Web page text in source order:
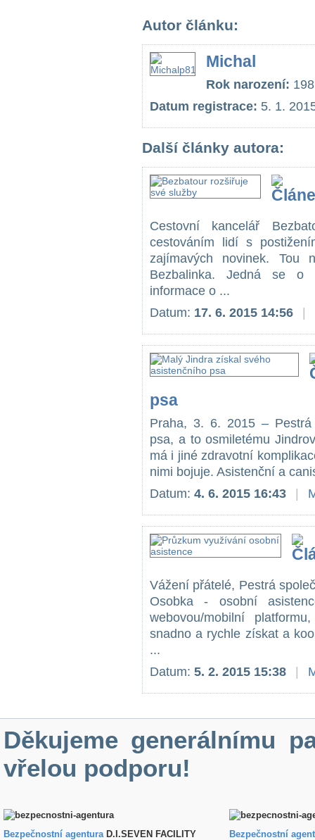
Autor článku:
Michal
Rok narození:
Datum registrace: 5. 1.
Další články autora:
Cestovní kancelář
cestováním lidí s
zajímavých novinek. Tou
Bezbalinka. Jedná se o
informace o ...
Datum: 17. 6. 2015 14:56
psa
Praha, 3. 6. 2015 – Pestrá
psa, a to osmiletému
má i jiné zdravotní
nimi bojuje. Asistenční a
Datum: 4. 6. 2015 16:43
Vážení přátelé, Pestrá
Osobka - osobní
webovou/mobilní
snadno a rychle získat a
...
Datum: 5. 2. 2015 15:38
Děkujeme generálnímu
vřelou podporu!
Bezpečnostní agenturaD.I.SEVEN FACILITY
Bezpečnostní